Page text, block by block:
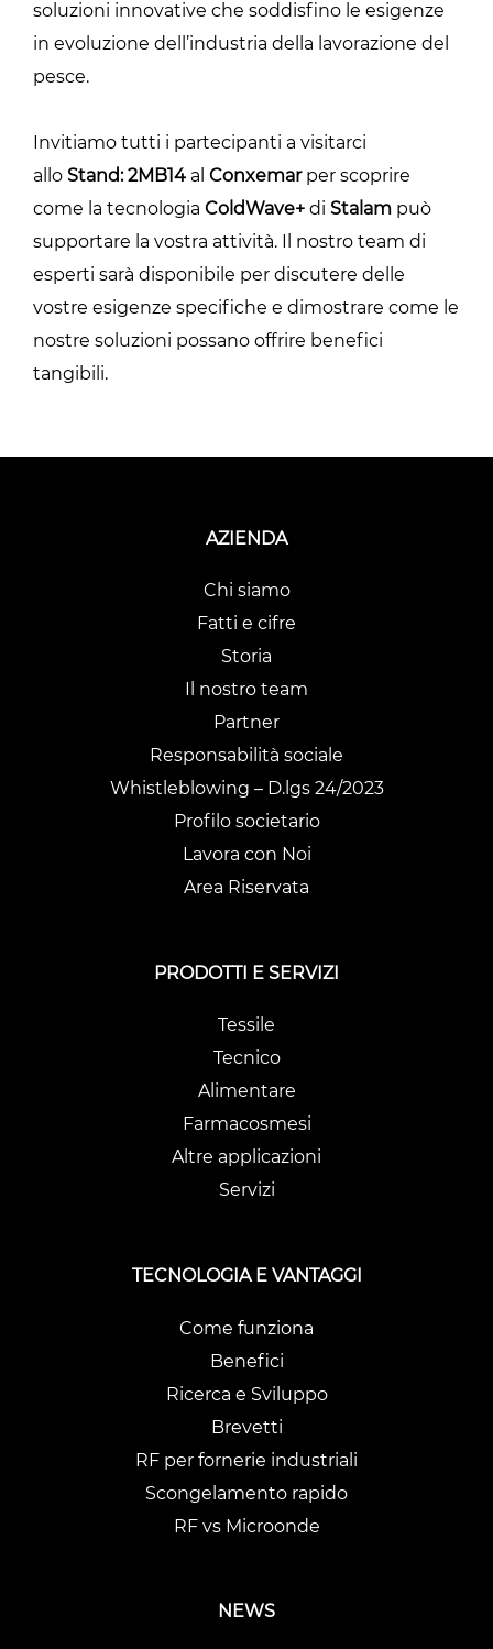
soluzioni innovative che soddisfino le esigenze
in evoluzione dell’industria della lavorazione del
pesce.
Invitiamo tutti i partecipanti a visitarci
allo Stand: 2MB14 al Conxemarper scoprire
come la tecnologia ColdWave+ di Stalam può
supportare la vostra attività. Il nostro team di
esperti sarà disponibile per discutere delle
vostre esigenze specifiche e dimostrare come le
nostre soluzioni possano offrire benefici
tangibili.
AZIENDA
Chi siamo
Fatti e cifre
Storia
Il nostro team
Partner
Responsabilità sociale
Whistleblowing – D.lgs 24/2023
Profilo societario
Lavora con Noi
Area Riservata
PRODOTTI E SERVIZI
Tessile
Tecnico
Alimentare
Farmacosmesi
Altre applicazioni
Servizi
TECNOLOGIA E VANTAGGI
Come funziona
Benefici
Ricerca e Sviluppo
Brevetti
RF per fornerie industriali
Scongelamento rapido
RF vs Microonde
NEWS